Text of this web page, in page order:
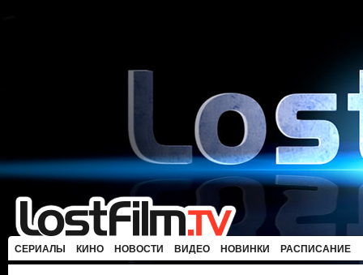
СЕРИАЛЫ КИНО НОВОСТИ ВИДЕО НОВИНКИ РАСПИСАНИЕ